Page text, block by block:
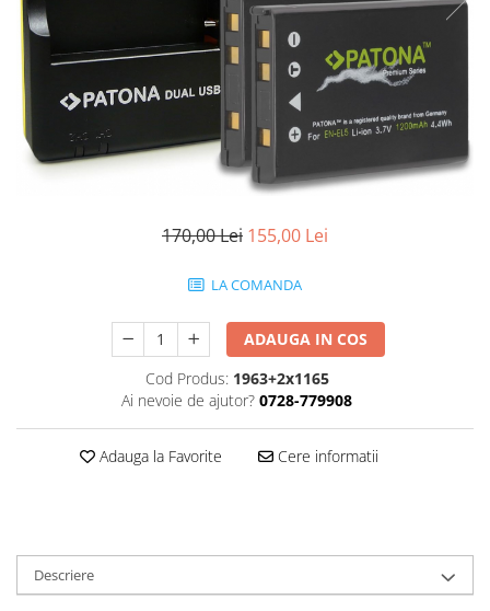
Smartwatch
170,00 Lei 155,00 Lei
LA COMANDA
ADAUGA IN COS
Cod Produs: 1963+2x1165
Ai nevoie de ajutor? 0728-779908
Adauga la Favorite Cere informatii
Descriere